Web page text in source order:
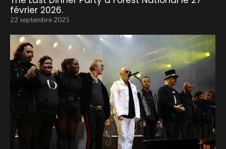
février 2026.
22 septembre 2025